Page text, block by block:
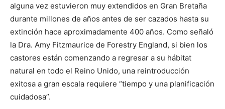
alguna vez estuvieron muy extendidos en Gran Bretaña
durante millones de años antes de ser cazados hasta su
extinción hace aproximadamente 400 años. Como señaló
la Dra. Amy Fitzmaurice de Forestry England, si bien los
castores están comenzando a regresar a su hábitat
natural en todo el Reino Unido, una reintroducción
exitosa a gran escala requiere “tiempo y una planificación
cuidadosa”.